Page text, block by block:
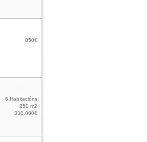
850€
6 Habitacións
250 m2
330.000€